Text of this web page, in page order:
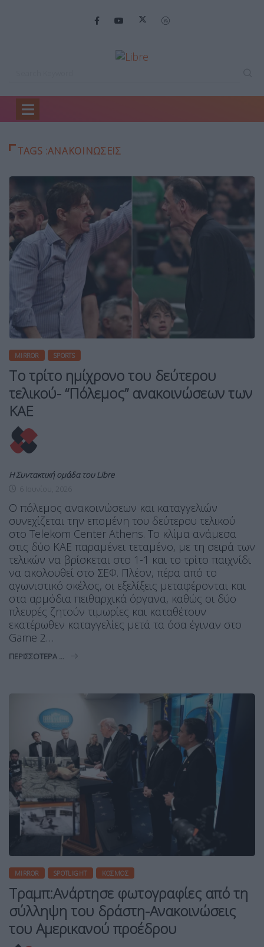
Home
TAGS :ΑΝΑΚΟΙΝΏΣΕΙΣ
MIRROR SPORTS
Το τρίτο ημίχρονο του δεύτερου
τελικού- “Πόλεμος” ανακοινώσεων των
ΚΑΕ
Η Συντακτική ομάδα του Libre
Ο πόλεμος ανακοινώσεων και καταγγελιών
συνεχίζεται την επομένη του δεύτερου τελικού
στο Telekom Center Athens. Το κλίμα ανάμεσα
στις δύο ΚΑΕ παραμένει τεταμένο, με τη σειρά των
τελικών να βρίσκεται στο 1-1 και το τρίτο παιχνίδι
να ακολουθεί στο ΣΕΦ. Πλέον, πέρα από το
αγωνιστικό σκέλος, οι εξελίξεις μεταφέρονται και
στα αρμόδια πειθαρχικά όργανα, καθώς οι δύο
πλευρές ζητούν τιμωρίες και καταθέτουν
εκατέρωθεν καταγγελίες μετά τα όσα έγιναν στο
Game 2…
ΠΕΡΙΣΣΌΤΕΡΑ ...
MIRROR SPOTLIGHT ΚΌΣΜΟΣ
Τραμπ:Ανάρτησε φωτογραφίες από τη
σύλληψη του δράστη-Ανακοινώσεις
του Αμερικανού προέδρου